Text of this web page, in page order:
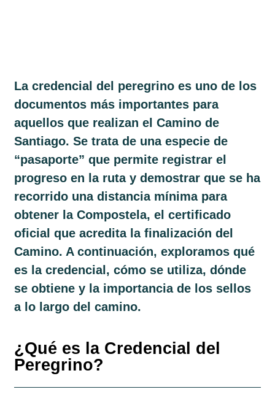
La credencial del peregrino es uno de los
documentos más importantes para
aquellos que realizan el Camino de
Santiago. Se trata de una especie de
“pasaporte” que permite registrar el
progreso en la ruta y demostrar que se ha
recorrido una distancia mínima para
obtener la Compostela, el certificado
oficial que acredita la finalización del
Camino. A continuación, exploramos qué
es la credencial, cómo se utiliza, dónde
se obtiene y la importancia de los sellos
a lo largo del camino.
¿Qué es la Credencial del
Peregrino?